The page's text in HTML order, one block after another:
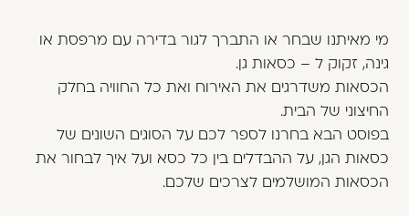
מי מאיתנו שבחר או התברך לגור בדירה עם מרפסת או
גינה, זקוק ל – כסאות גן.
הכסאות משדרגים את האירוח ואת כל החוויה בחלק
החיצוני של הבית.
בפוסט הבא בחרנו לספר לכם על הסוגים השונים של
כסאות הגן, על ההבדלים בין כל כסא ועל איך לבחור את
הכסאות המושלמים לצרכים שלכם.